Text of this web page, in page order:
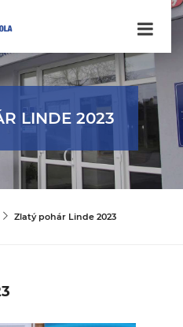
LINDE 2023
Zlatý pohár Linde 2023